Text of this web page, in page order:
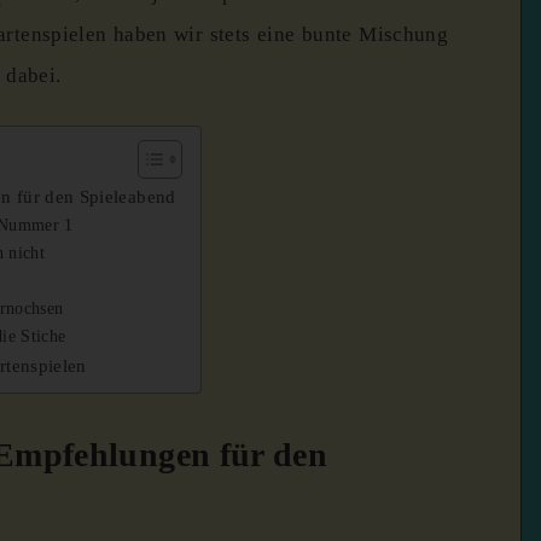
haben wir stets eine bunte Mischung
dabei.
für den Spieleabend
1
nicht
Stiche
für den